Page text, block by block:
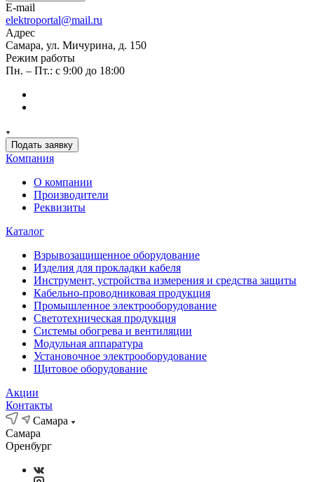
E-mail
elektroportal@mail.ru
Адрес
Самара, ул. Мичурина, д. 150
Режим работы
Пн. – Пт.: с 9:00 до 18:00
Подать заявку
Компания
О компании
Производители
Реквизиты
Каталог
Взрывозащищенное оборудование
Изделия для прокладки кабеля
Инструмент, устройства измерения и средства защиты
Кабельно-проводниковая продукция
Промышленное электрооборудование
Светотехническая продукция
Системы обогрева и вентиляции
Модульная аппаратура
Установочное электрооборудование
Щитовое оборудование
Акции
Контакты
Самара
Самара
Оренбург